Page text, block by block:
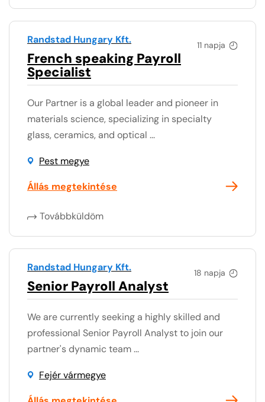
11 napja
Randstad Hungary Kft.
French speaking Payroll
Specialist
Our Partner is a global leader and pioneer in
materials science, specializing in specialty
glass, ceramics, and optical ...
Pest megye
Állás megtekintése
Továbbküldöm
18 napja
Randstad Hungary Kft.
Senior Payroll Analyst
We are currently seeking a highly skilled and
professional Senior Payroll Analyst to join our
partner's dynamic team ...
Fejér vármegye